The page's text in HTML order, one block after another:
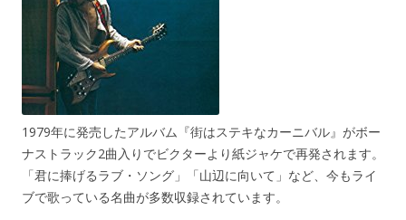
1979年に発売したアルバム『街はステキなカーニバル』がボー
ナストラック2曲入りでビクターより紙ジャケで再発されます。
「君に捧げるラブ・ソング」「山辺に向いて」など、今もライ
ブで歌っている名曲が多数収録されています。